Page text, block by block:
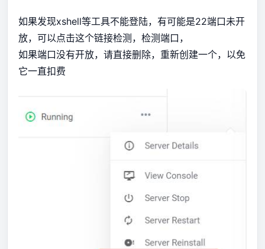
如果发现xshell等工具不能登陆，有可能是22端口未开
放，可以点击这个链接检测， 检测端口 ，
如果端口没有开放，请直接删除，重新创建一个，以免
它一直扣费